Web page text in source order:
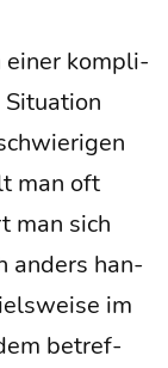
einer kom­pli­
man oft
man sich
anders han­
im
betref­